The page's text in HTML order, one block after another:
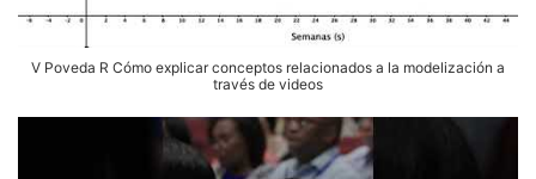
V Poveda R Cómo explicar conceptos relacionados a la modelización a
través de videos